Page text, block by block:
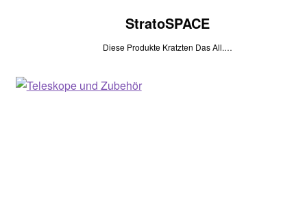
StratoSPACE
Diese Produkte Kratzten Das All.…